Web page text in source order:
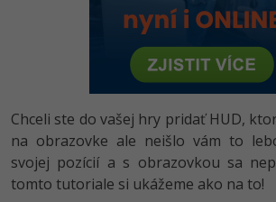
Objektové programování - OOP
Umělá inteligence
HTML5, CSS3, Bootstrap, SEO
SQL a databáze
Testování a verzování
C# .NET
PHP
JavaScript
Python
Front-end developer
Vývojář mobilních aplikací
Specialista na AI a bigdata
C# Game developer
-80%
-80%
JavaScript -80%
PHP -80%
Chceli ste do vašej hry pridať HUD,
na obrazovke ale neišlo vám to
svojej pozícií a s obrazovkou sa
tomto tutoriale si ukážeme ako na to!